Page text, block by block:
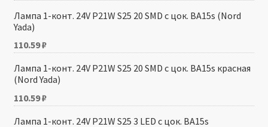
Лампа 1-конт. 24V P21W S25 20 SMD с цок. BA15s (Nord
Yada)
110.59₽
Лампа 1-конт. 24V P21W S25 20 SMD с цок. BA15s красная
(Nord Yada)
110.59₽
Лампа 1-конт. 24V P21W S25 3 LED с цок. BA15s